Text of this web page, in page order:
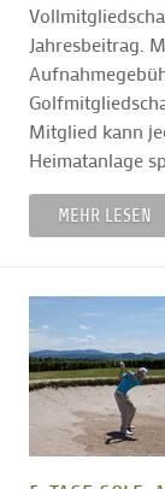
Jahresbeitrag.
Mitglied kann
Heimatanlage
MEHR LESEN